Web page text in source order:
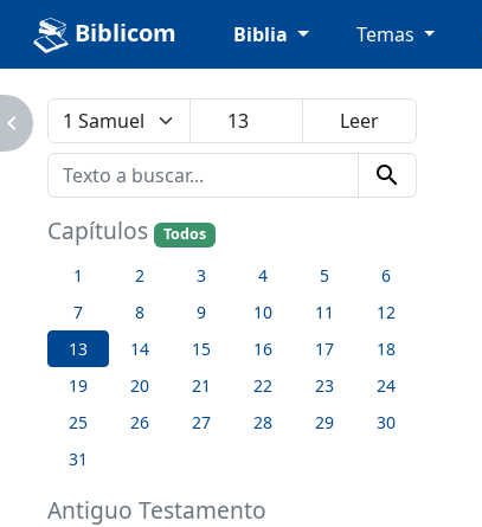
Biblicom Biblia Temas
search
Capítulos Todos
1 2 3 4 5
6
7
8 9 10 11
12
13
14 15 16 17
18
19
20 21 22 23
24
25
26 27 28 29
30
31
Antiguo Testamento